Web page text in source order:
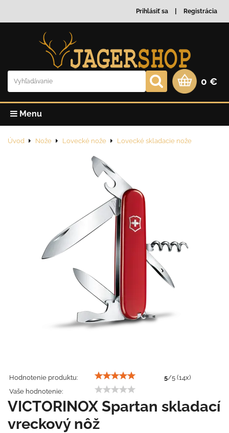
Prihlásiť sa Registrácia
0 €
Menu
Úvod Nože Lovecké nože Lovecké skladacie nože
Hodnotenie produktu: 5/5 (14x)
Vaše hodnotenie:
VICTORINOX Spartan skladací
vreckový nôž